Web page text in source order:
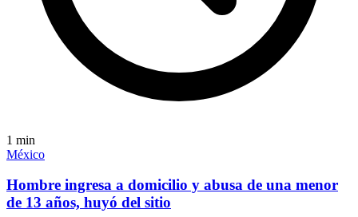
1 min
México
Hombre ingresa a domicilio y abusa de una menor
de 13 años, huyó del sitio